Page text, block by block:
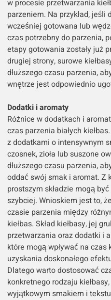
w procesie przetwarzania
parzeniem. Na przykład, jeśli
wcześniej gotowana lub
czas potrzebny do parzenia,
etapy gotowania zostały już
drugiej strony, surowe
dłuższego czasu parzenia,
wnętrze jest odpowiednio
Dodatki i aromaty
Różnice w dodatkach i
czas parzenia białych
z dodatkami o intensywnym
czosnek, zioła lub suszone
dłuższego czasu parzenia,
oddać swój smak i aromat. Z
prostszym składzie mogą
szybciej. Wnioskiem jest to,
czasie parzenia między
kiełbas. Skład kiełbasy, jej
przetwarzania oraz dodatki i
które mogą wpływać na czas
uzyskania doskonałego
Dlatego warto dostosować
konkretnego rodzaju
wyjątkowym smakiem i